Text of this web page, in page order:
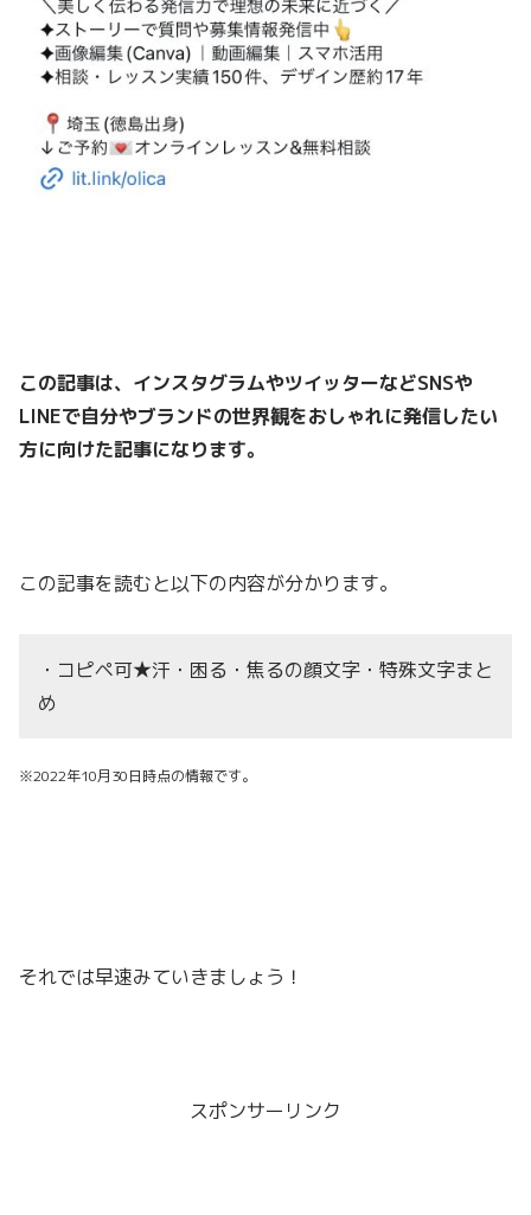
この記事は、インスタグラムやツイッターなどSNSや
LINEで自分やブランドの世界観をおしゃれに発信したい
方に向けた記事になります。
この記事を読むと以下の内容が分かります。
・コピペ可★汗・困る・焦るの顔文字・特殊文字まと
め
※2022年10月30日時点の情報です。
それでは早速みていきましょう！
スポンサーリンク